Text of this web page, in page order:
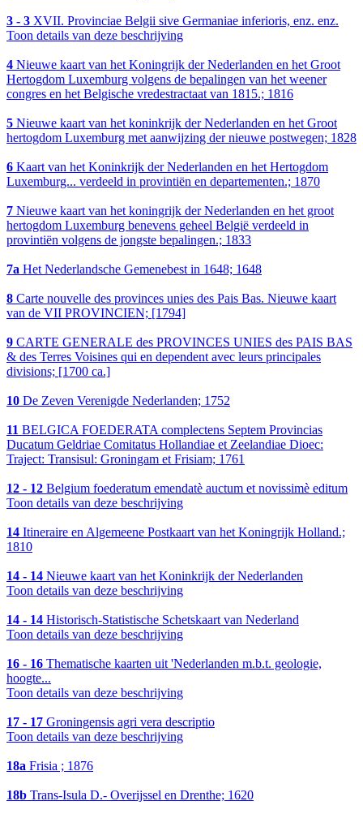
3 - 3 XVII. Provinciae Belgii sive Germaniae inferioris, enz. enz.
Toon details van deze beschrijving
4 Nieuwe kaart van het Koningrijk der Nederlanden en het Groot
Hertogdom Luxemburg volgens de bepalingen van het weener
congres en het Belgische vredestractaat van 1815.; 1816
5 Nieuwe kaart van het koninkrijk der Nederlanden en het Groot
hertogdom Luxemburg met aanwijzing der nieuwe postwegen; 1828
6 Kaart van het Koninkrijk der Nederlanden en het Hertogdom
Luxemburg... verdeeld in provintiën en departementen.; 1870
7 Nieuwe kaart van het koningrijk der Nederlanden en het groot
hertogdom Luxemburg benevens geheel België verdeeld in
provintiën volgens de jongste bepalingen.; 1833
7a Het Nederlandsche Gemenebest in 1648; 1648
8 Carte nouvelle des provinces unies des Pais Bas. Nieuwe kaart
van de VII PROVINCIEN; [1794]
9 CARTE GENERALE des PROVINCES UNIES des PAIS BAS
& des Terres Voisines qui en dependent avec leurs principales
divisions; [1700 ca.]
10 De Zeven Verenigde Nederlanden; 1752
11 BELGICA FOEDERATA complectens Septem Provincias
Ducatum Geldriae Comitatus Hollandiae et Zeelandiae Dioec:
Traject: Transisul: Groningam et Frisiam; 1761
12 - 12 Belgium foederatum emendatè auctum et novissimè editum
Toon details van deze beschrijving
14 Itineraire en Algemeene Postkaart van het Koningrijk Holland.;
1810
14 - 14 Nieuwe kaart van het Koninkrijk der Nederlanden
Toon details van deze beschrijving
14 - 14 Historisch-Statistische Schetskaart van Nederland
Toon details van deze beschrijving
16 - 16 Thematische kaarten uit 'Nederlanden m.b.t. geologie,
hoogte...
Toon details van deze beschrijving
17 - 17 Groningensis agri vera descriptio
Toon details van deze beschrijving
18a Frisia ; 1876
18b Trans-Isula D.- Overijssel en Drenthe; 1620